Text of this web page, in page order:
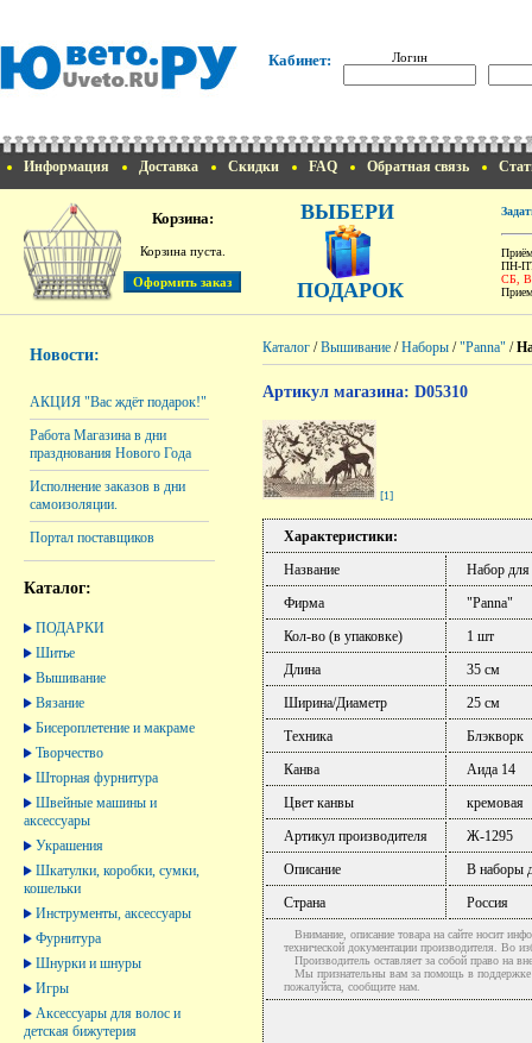
Кабинет: Логин
Информация Доставка Скидки FAQ Обратная связь
Корзина:
Корзина пуста.
ВЫБЕРИ
ПОДАРОК
ПН-
СБ,
Новости:
АКЦИЯ "Вас ждёт подарок!"
Работа Магазина в дни
празднования Нового Года
Исполнение заказов в дни
самоизоляции.
Портал поставщиков
Каталог:
ПОДАРКИ
Шитье
Вышивание
Вязание
Бисероплетение и макраме
Творчество
Шторная фурнитура
Швейные машины и
аксессуары
Украшения
Шкатулки, коробки, сумки,
кошельки
Инструменты, аксессуары
Фурнитура
Шнурки и шнуры
Игры
Аксессуары для волос и
детская бижутерия
Каталог /Вышивание /Наборы /"Panna" /
Артикул магазина: D05310
[1]
Характеристики:
Название
Набор
Фирма
"Panna"
Кол-во (в упаковке)
1 шт
Длина
35 см
Ширина/Диаметр
25 см
Техника
Блэкворк
Канва
Аида 14
Цвет канвы
кремовая
Артикул производителя
Ж-1295
Описание
В наборы
Страна
Россия
Внимание, описание товара на сайте носит
технической документации производителя. Во
Производитель оставляет за собой право на
Мы признательны вам за помощь в поддержке
пожалуйста, сообщите нам.